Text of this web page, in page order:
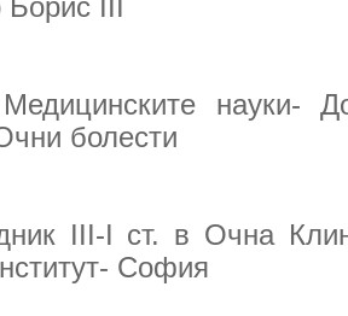
III
науки-
болести
III-I ст. в Очна
София